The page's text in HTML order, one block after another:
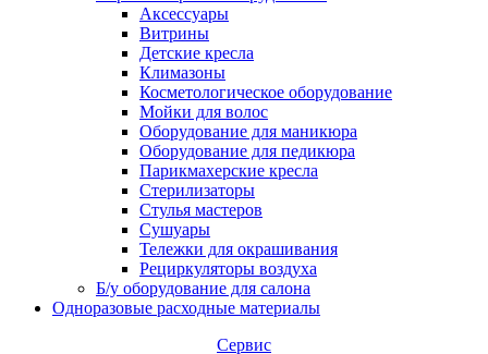
Аксессуары
Витрины
Детские кресла
Климазоны
Косметологическое оборудование
Мойки для волос
Оборудование для маникюра
Оборудование для педикюра
Парикмахерские кресла
Стерилизаторы
Стулья мастеров
Сушуары
Тележки для окрашивания
Рециркуляторы воздуха
Б/у оборудование для салона
Одноразовые расходные материалы
Сервис